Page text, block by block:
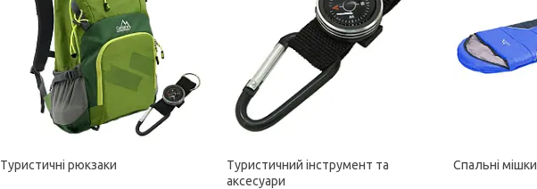
Туристичні рюкзаки
Туристичний інструмент та
аксесуари
Спальні мішки